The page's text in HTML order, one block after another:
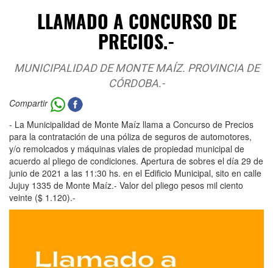
LLAMADO A CONCURSO DE
PRECIOS.-
MUNICIPALIDAD DE MONTE MAÍZ. PROVINCIA DE
CÓRDOBA.-
Compartir
- La Municipalidad de Monte Maíz llama a Concurso de Precios
para la contratación de una póliza de seguros de automotores,
y/o remolcados y máquinas viales de propiedad municipal de
acuerdo al pliego de condiciones. Apertura de sobres el día 29 de
junio de 2021 a las 11:30 hs. en el Edificio Municipal, sito en calle
Jujuy 1335 de Monte Maíz.- Valor del pliego pesos mil ciento
veinte ($ 1.120).-